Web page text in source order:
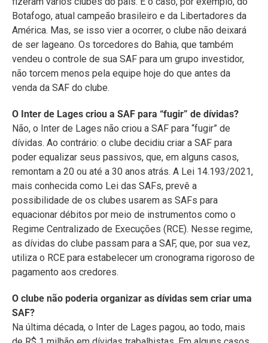
Botafogo, atual campeão brasileiro e da Libertadores da
América. Mas, se isso vier a ocorrer, o clube não deixará
de ser lageano. Os torcedores do Bahia, que também
vendeu o controle de sua SAF para um grupo investidor,
não torcem menos pela equipe hoje do que antes da
venda da SAF do clube.
O Inter de Lages criou a SAF para “fugir” de dívidas?
Não, o Inter de Lages não criou a SAF para “fugir” de
dívidas. Ao contrário: o clube decidiu criar a SAF para
poder equalizar seus passivos, que, em alguns casos,
remontam a 20 ou até a 30 anos atrás. A Lei 14.193/2021,
mais conhecida como Lei das SAFs, prevê a
possibilidade de os clubes usarem as SAFs para
equacionar débitos por meio de instrumentos como o
Regime Centralizado de Execuções (RCE). Nesse regime,
as dívidas do clube passam para a SAF, que, por sua vez,
utiliza o RCE para estabelecer um cronograma rigoroso de
pagamento aos credores.
O clube não poderia organizar as dívidas sem criar uma
SAF?
Na última década, o Inter de Lages pagou, ao todo, mais